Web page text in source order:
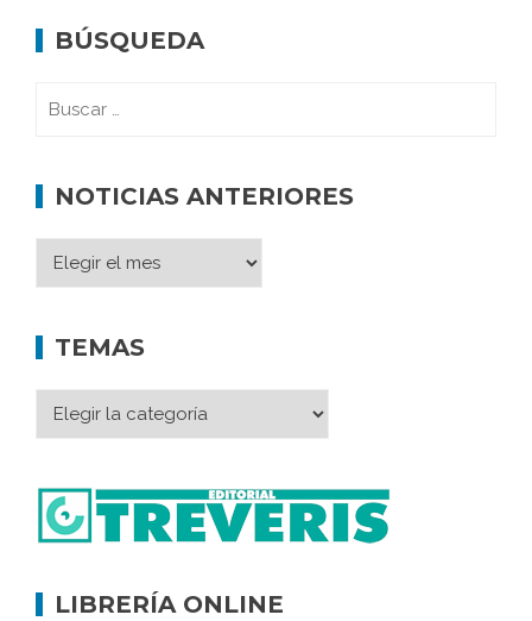
BÚSQUEDA
NOTICIAS ANTERIORES
TEMAS
LIBRERÍA ONLINE